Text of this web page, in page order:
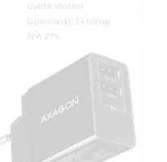
Gyártó: Vention
Garanciaidő: 24 hónap
ÁFA: 27%
3 890Ft